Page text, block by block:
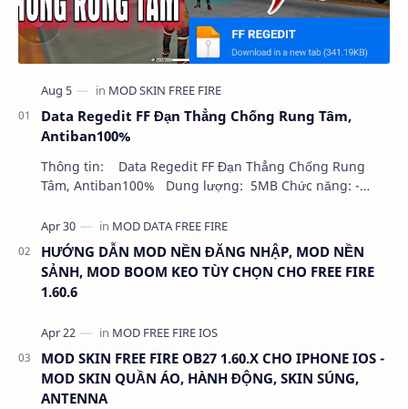
Data Regedit FF Đạn Thẳng Chống Rung Tâm,
Antiban100%
Thông tin: Data Regedit FF Đạn Thẳng Chống Rung
Tâm, Antiban100% Dung lượng: 5MB Chức năng: -
HƯỚNG DẪN MOD NỀN ĐĂNG NHẬP, MOD NỀN
SẢNH, MOD BOOM KEO TÙY CHỌN CHO FREE FIRE
1.60.6
MOD SKIN FREE FIRE OB27 1.60.X CHO IPHONE IOS -
MOD SKIN QUẦN ÁO, HÀNH ĐỘNG, SKIN SÚNG,
ANTENNA